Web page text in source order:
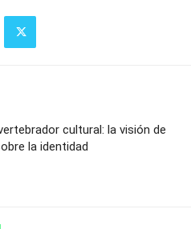
cultural: la visión de
la identidad